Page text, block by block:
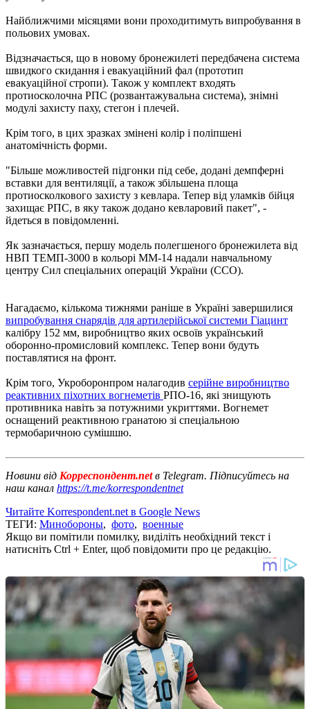
Найближчими місяцями вони проходитимуть випробування в
польових умовах.
Відзначається, що в новому бронежилеті передбачена система
швидкого скидання і евакуаційний фал (прототип
евакуаційної стропи). Також у комплект входять
протиосколочна РПС (розвантажувальна система), знімні
модулі захисту паху, стегон і плечей.
Крім того, в цих зразках змінені колір і поліпшені
анатомічність форми.
"Більше можливостей підгонки під себе, додані демпферні
вставки для вентиляції, а також збільшена площа
протиосколкового захисту з кевлара. Тепер від уламків бійця
захищає РПС, в яку також додано кевларовий пакет", -
йдеться в повідомленні.
Як зазначається, першу модель полегшеного бронежилета від
НВП ТЕМП-3000 в кольорі ММ-14 надали навчальному
центру Сил спеціальних операцій України (ССО).
Нагадаємо, кількома тижнями раніше в Україні завершилися
випробування снарядів для артилерійської системи Гіацинт
калібру 152 мм, виробництво яких освоїв український
оборонно-промисловий комплекс. Тепер вони будуть
поставлятися на фронт.
Крім того, Укроборонпром налагодив серійне виробництво
реактивних піхотних вогнеметів РПО-16, які знищують
противника навіть за потужними укриттями. Вогнемет
оснащений реактивною гранатою зі спеціальною
термобаричною сумішшю.
Новини від Корреспондент.netв Telegram. Підписуйтесь на
наш канал https://t.me/korrespondentnet
Читайте Korrespondent.net в Google News
ТЕГИ: Минобороны, фото, военные
Якщо ви помітили помилку, виділіть необхідний текст і
натисніть Ctrl + Enter, щоб повідомити про це редакцію.